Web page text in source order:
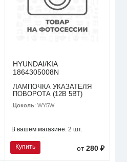
HYUNDAI/KIA
1864305008N
ЛАМПОЧКА УКАЗАТЕЛЯ
ПОВОРОТА (12В 5ВТ)
Цоколь: WY5W
В вашем магазине: 2 шт.
Купить от280 ₽